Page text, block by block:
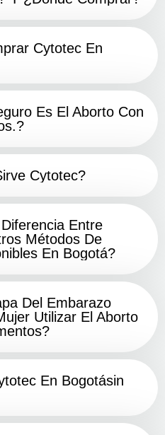
Cytotec En
Es El Aborto Con
Cytotec?
Entre
Métodos De
En Bogotá?
Del Embarazo
Utilizar El Aborto
En Bogotásin